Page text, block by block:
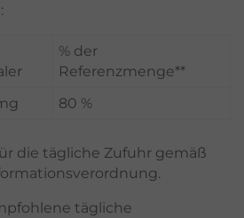
% der
Referenzmenge**
80 %
die tägliche Zufuhr gemäß
tägliche